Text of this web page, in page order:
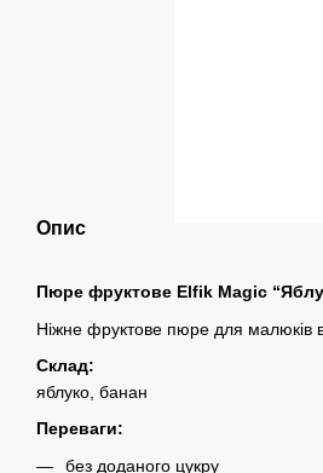
Опис
Пюре фруктове Elfik Magic
Ніжне фруктове пюре для малюків
Склад:
яблуко, банан
Переваги:
без доданого цукру